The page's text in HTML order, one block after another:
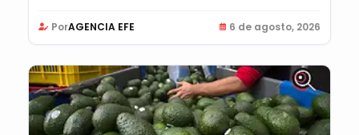
PorAGENCIA EFE 6 de agosto, 2026